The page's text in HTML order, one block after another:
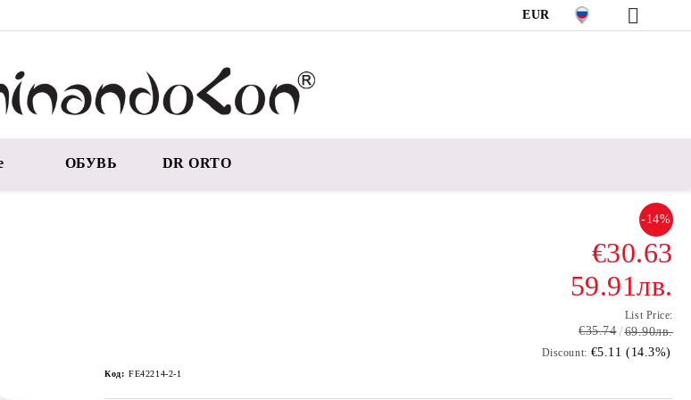
EUR
ОБУВЬ DR ORTO
-14%
€30.63
59.91лв.
List Price:
€35.74 69.90лв.
Discount: €5.11 (14.3%)
Код: FE42214-2-1